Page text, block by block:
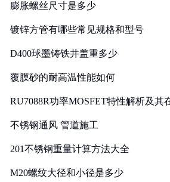
膨胀螺丝尺寸是多少
镀锌方管有哪些常见规格和型号
D400球墨铸铁井盖重多少
覆膜砂的耐高温性能如何
RU7088R功率MOSFET特性解析及其
不锈钢通风 管道施工
201不锈钢重量计算方法大全
M20螺纹大径和小径是多少